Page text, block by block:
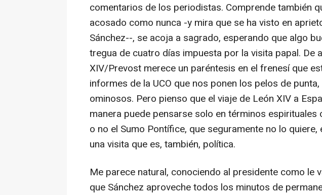
comentarios de los periodistas. Comprende también
acosado como nunca -y mira que se ha visto en
Sánchez--, se acoja a sagrado, esperando que algo
tregua de cuatro días impuesta por la visita papal. De
XIV/Prevost merece un paréntesis en el frenesí que
informes de la UCO que nos ponen los pelos de
ominosos. Pero pienso que el viaje de León XIV a
manera puede pensarse solo en términos espirituales
o no el Sumo Pontífice, que seguramente no lo
una visita que es, también, política.
Me parece natural, conociendo al presidente como le
que Sánchez aproveche todos los minutos de